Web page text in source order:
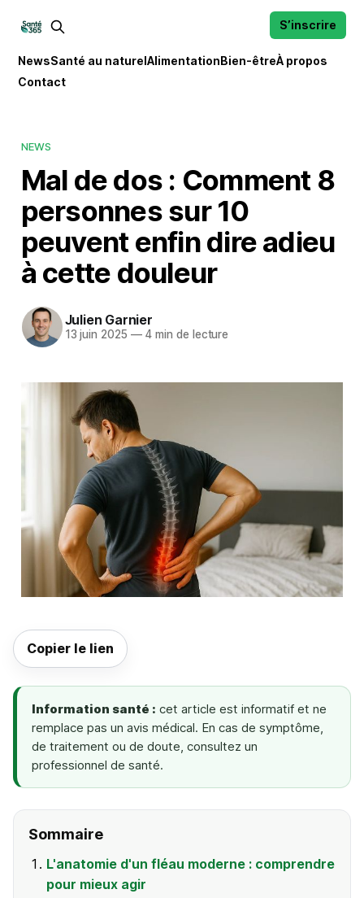
NewsSanté au naturelAlimentationBien-êtreÀ propos
Contact
S’inscrire
NEWS
Mal de dos : Comment 8
personnes sur 10
peuvent enfin dire adieu
à cette douleur
Julien Garnier
13 juin 2025 —4 min de lecture
Copier le lien
Information santé : cet article est informatif et ne
remplace pas un avis médical. En cas de symptôme,
de traitement ou de doute, consultez un
professionnel de santé.
Sommaire
L'anatomie d'un fléau moderne : comprendre
pour mieux agir